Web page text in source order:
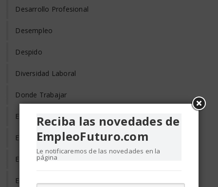
Desarrollo Profesional
Desempleo
Despido
Diversidad Laboral
Donde Trabajar
Empleo de Tercera Edad
Empleo Discapacitados
Empleo en el Mundo
Empleo Freelance
Reciba las novedades de
EmpleoFuturo.com
Le notificaremos de las novedades en la
página